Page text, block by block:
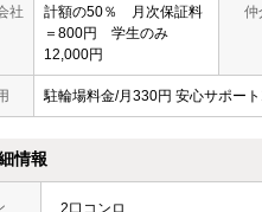
社
計額の50％ 月次保証料
＝800円 学生のみ
12,000円
仲
駐輪場料金/月330円 安心サポー
情報
2口コンロ